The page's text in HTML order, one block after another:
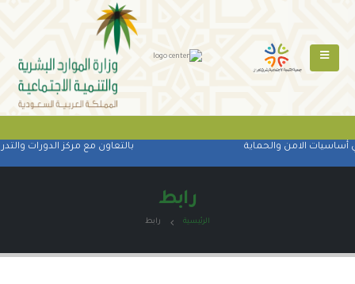
الامن والحماية بالتعاون مع مركز الدورات
رابط
الرئيسية رابط